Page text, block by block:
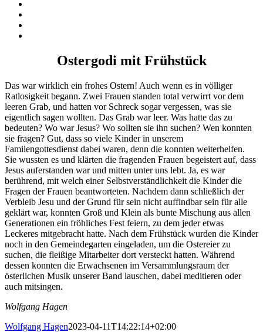
Ostergodi mit Frühstück
Das war wirklich ein frohes Ostern! Auch wenn es in völliger
Ratlosigkeit begann. Zwei Frauen standen total verwirrt vor dem
leeren Grab, und hatten vor Schreck sogar vergessen, was sie
eigentlich sagen wollten. Das Grab war leer. Was hatte das zu
bedeuten? Wo war Jesus? Wo sollten sie ihn suchen? Wen konnten
sie fragen? Gut, dass so viele Kinder in unserem
Familengottesdienst dabei waren, denn die konnten weiterhelfen.
Sie wussten es und klärten die fragenden Frauen begeistert auf, dass
Jesus auferstanden war und mitten unter uns lebt. Ja, es war
berührend, mit welch einer Selbstverständlichkeit die Kinder die
Fragen der Frauen beantworteten. Nachdem dann schließlich der
Verbleib Jesu und der Grund für sein nicht auffindbar sein für alle
geklärt war, konnten Groß und Klein als bunte Mischung aus allen
Generationen ein fröhliches Fest feiern, zu dem jeder etwas
Leckeres mitgebracht hatte. Nach dem Frühstück wurden die Kinder
noch in den Gemeindegarten eingeladen, um die Ostereier zu
suchen, die fleißige Mitarbeiter dort versteckt hatten. Während
dessen konnten die Erwachsenen im Versammlungsraum der
österlichen Musik unserer Band lauschen, dabei meditieren oder
auch mitsingen.
Wolfgang Hagen
Wolfgang Hagen2023-04-11T14:22:14+02:00